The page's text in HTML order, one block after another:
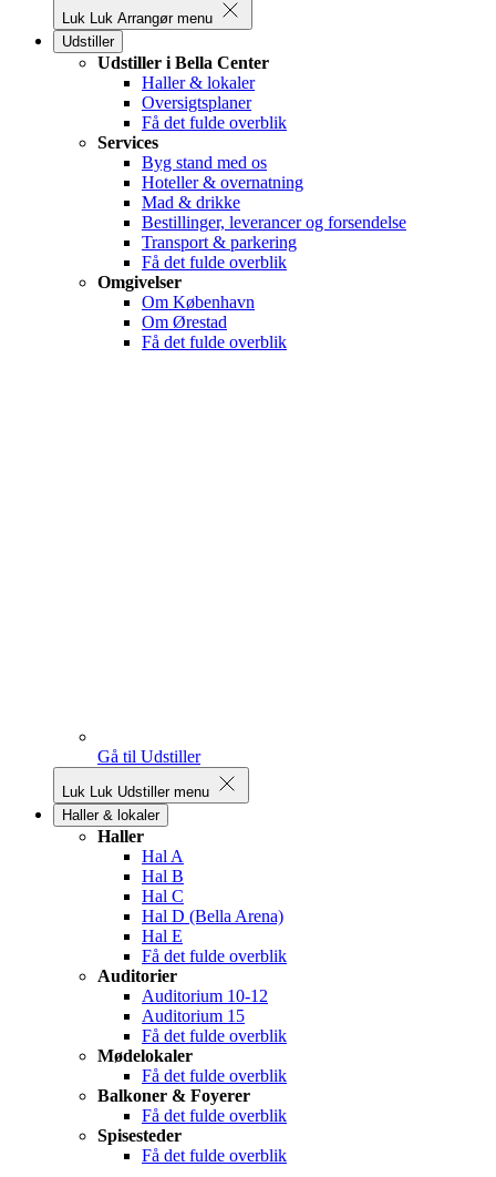
Luk Luk Arrangør menu
Udstiller
Udstiller i Bella Center
Haller & lokaler
Oversigtsplaner
Få det fulde overblik
Services
Byg stand med os
Hoteller & overnatning
Mad & drikke
Bestillinger, leverancer og forsendelse
Transport & parkering
Få det fulde overblik
Omgivelser
Om København
Om Ørestad
Få det fulde overblik
Gå til Udstiller
Luk Luk Udstiller menu
Haller & lokaler
Haller
Hal A
Hal B
Hal C
Hal D (Bella Arena)
Hal E
Få det fulde overblik
Auditorier
Auditorium 10-12
Auditorium 15
Få det fulde overblik
Mødelokaler
Få det fulde overblik
Balkoner & Foyerer
Få det fulde overblik
Spisesteder
Få det fulde overblik